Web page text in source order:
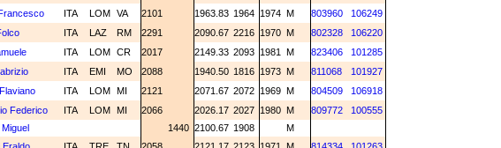
ITA LOM VA 2101 1963.83 1964 1974 M 803960
106249
ITA LAZ RM 2291 2090.67 2216 1970 M 802328
106220
ITA LOM CR 2017 2149.33 2093 1981 M 823406
101285
ITA EMI MO 2088 1940.50 1816 1973 M 811068
101927
ITA LOM MI 2121 2071.67 2072 1969 M 804509
106918
Federico ITA LOM MI 2066 2026.17 2027 1980 M 809772
100555
1440 2100.67 1908
M